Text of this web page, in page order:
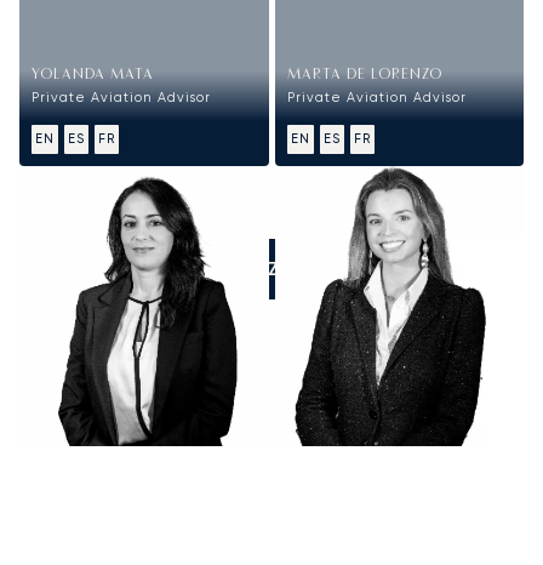
YOLANDA MATA
Private Aviation Advisor
EN ES FR
MARTA DE LORENZO
Private Aviation Advisor
EN ES FR
APPELEZ-NOUS